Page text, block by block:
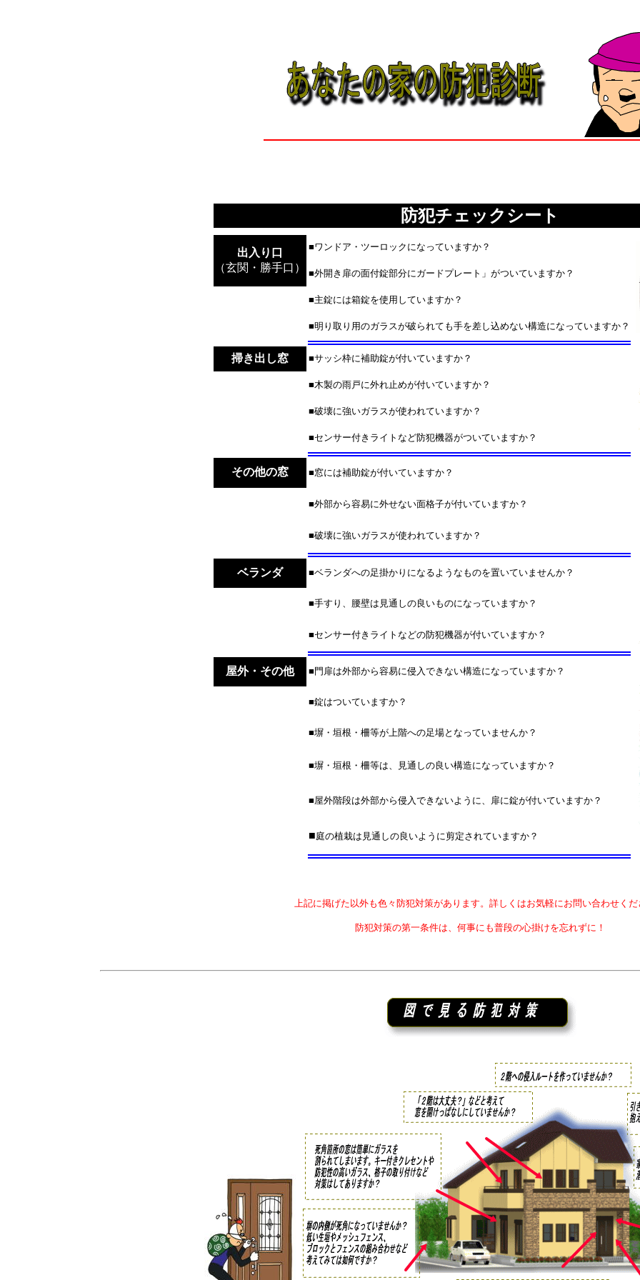
防犯チェックシート
出入り口
（玄関・勝手口）
■ワンドア・ツーロックになっていますか？
■外開き扉の面付錠部分にガードプレート」がついていますか？
■主錠には箱錠を使用していますか？
■明り取り用のガラスが破られても手を差し込めない構造になっていますか？
掃き出し窓 ■サッシ枠に補助錠が付いていますか？
■木製の雨戸に外れ止めが付いていますか？
■破壊に強いガラスが使われていますか？
■センサー付きライトなど防犯機器がついていますか？
その他の窓 ■窓には補助錠が付いていますか？
■外部から容易に外せない面格子が付いていますか？
■破壊に強いガラスが使われていますか？
ベランダ ■ベランダへの足掛かりになるようなものを置いていませんか？
■手すり、腰壁は見通しの良いものになっていますか？
■センサー付きライトなどの防犯機器が付いていますか？
屋外・その他 ■門扉は外部から容易に侵入できない構造になっていますか？
■錠はついていますか？
■塀・垣根・柵等が上階への足場となっていませんか？
■塀・垣根・柵等は、見通しの良い構造になっていますか？
■屋外階段は外部から侵入できないように、扉に錠が付いていますか？
■庭の植栽は見通しの良いように剪定されていますか？
上記に掲げた以外も色々防犯対策があります。詳しくはお気軽にお問い合わせくだ
防犯対策の第一条件は、何事にも普段の心掛けを忘れずに！